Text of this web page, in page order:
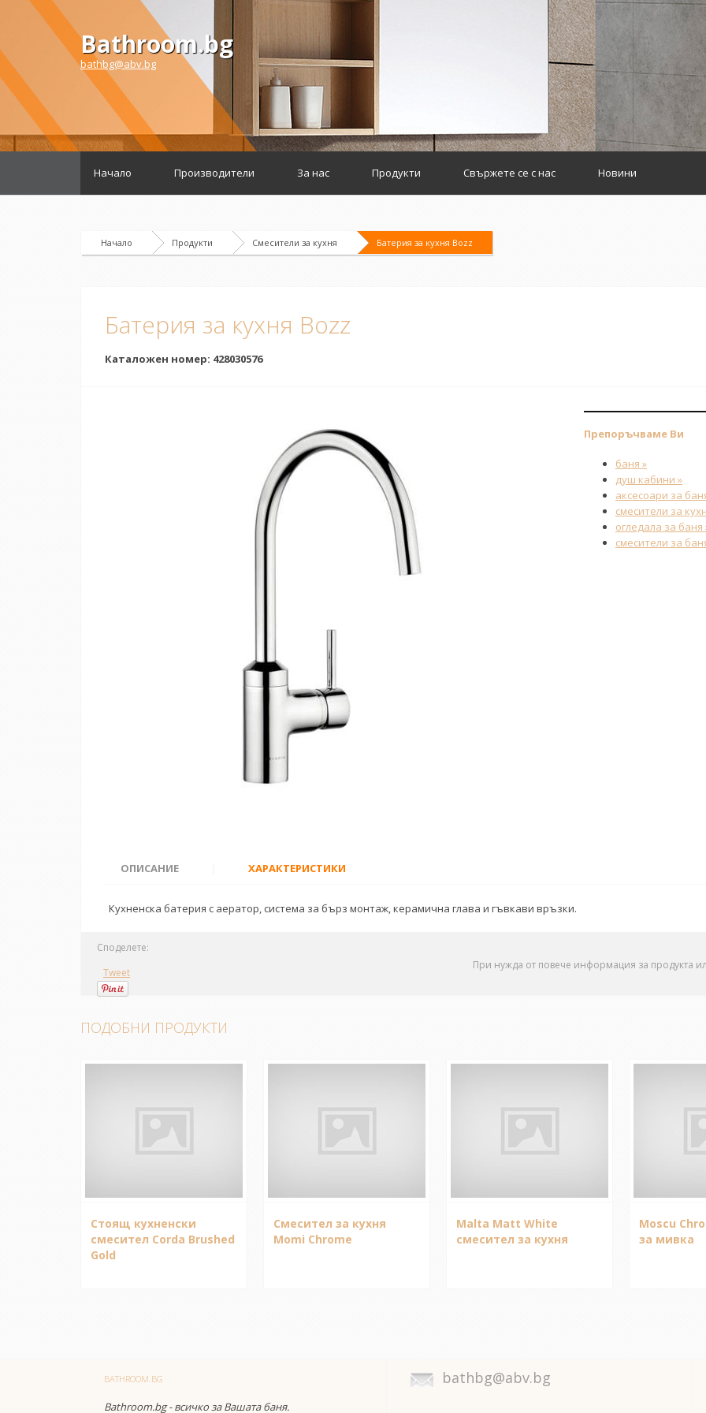
Bathroom.bg
bathbg@abv.bg
Начало Производители За нас Продукти Свържете се с нас Новини
Начало Продукти Смесители за кухня Батерия за кухня Bozz
Батерия за кухня Bozz
Каталожен номер: 428030576
Препоръчваме Ви
баня »
душ кабини »
аксесоари за
смесители за
огледала за баня
смесители за
ОПИСАНИЕ ХАРАКТЕРИСТИКИ
Кухненска батерия с аератор, система за бърз монтаж, керамична глава и гъвкави връзки.
Споделете:
Tweet
При нужда от повече информация за продукта
ПОДОБНИ ПРОДУКТИ
Стоящ кухненски
смесител Corda Brushed
Gold
Смесител за кухня
Momi Chrome
Malta Matt White
смесител за кухня
Moscu
за мивка
BATHROOM.BG
Bathroom.bg - всичко за Вашата баня.
bathbg@abv.bg